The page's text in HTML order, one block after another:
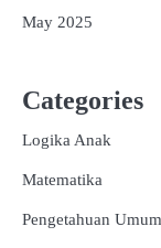
May 2025
Categories
Logika Anak
Matematika
Pengetahuan Umum